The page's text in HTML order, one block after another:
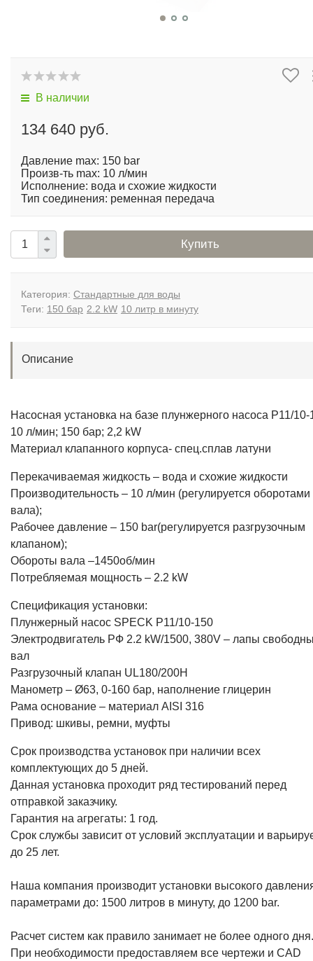
В наличии
134 640 руб.
Давление max: 150 bar
Произв-ть max: 10 л/мин
Исполнение: вода и схожие жидкости
Тип соединения: ременная передача
Купить
Категория: Стандартные для воды
Теги: 150 бар 2.2 kW 10 литр в минуту
Описание
Насосная установка на базе плунжерного насоса P11/10-
10 л/мин; 150 бар; 2,2 kW
Материал клапанного корпуса- спец.сплав латуни
Перекачиваемая жидкость – вода и схожие жидкости
Производительность – 10 л/мин (регулируется оборотами
вала);
Рабочее давление – 150 bar(регулируется разгрузочным
клапаном);
Обороты вала –1450об/мин
Потребляемая мощность – 2.2 kW
Спецификация установки:
Плунжерный насос SPECK P11/10-150
Электродвигатель РФ 2.2 kW/1500, 380V – лапы
вал
Разгрузочный клапан UL180/200H
Манометр – Ø63, 0-160 бар, наполнение глицерин
Рама основание – материал AISI 316
Привод: шкивы, ремни, муфты
Срок производства установок при наличии всех
комплектующих до 5 дней.
Данная установка проходит ряд тестирований перед
отправкой заказчику.
Гарантия на агрегаты: 1 год.
Срок службы зависит от условий эксплуатации и
до 25 лет.
Наша компания производит установки высокого
параметрами до: 1500 литров в минуту, до 1200 bar.
Расчет систем как правило занимает не более одного дня.
При необходимости предоставляем все чертежи и CAD